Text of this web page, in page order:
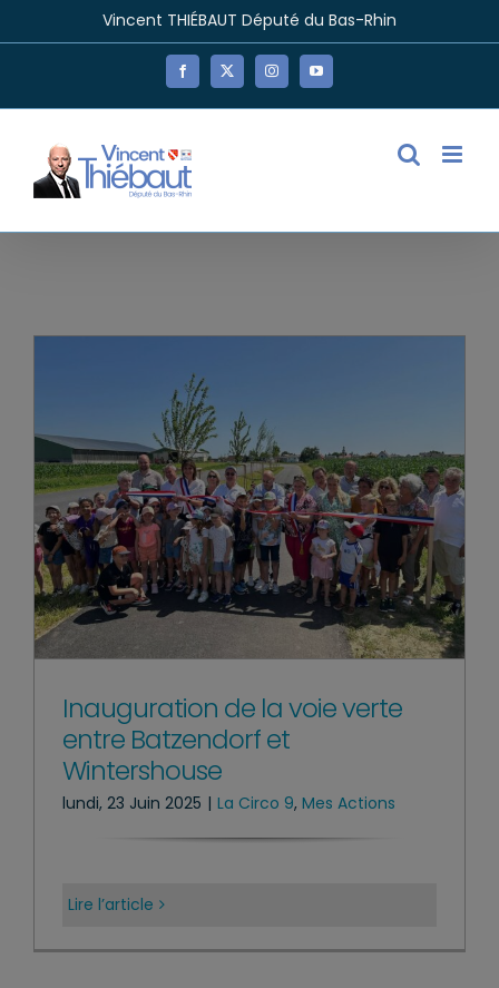
Vincent THIÉBAUT Député du Bas-Rhin
Facebook
X InstagramYouTube
Inauguration de la voie verte
entre Batzendorf et
Wintershouse
lundi, 23 Juin 2025 | La Circo 9, Mes Actions
Lire l’article